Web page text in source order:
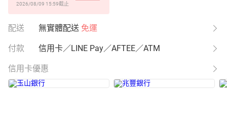
2026/08/09 15:59截止
配送 無實體配送 免運
付款 信用卡／LINE Pay／AFTEE／ATM
信用卡優惠